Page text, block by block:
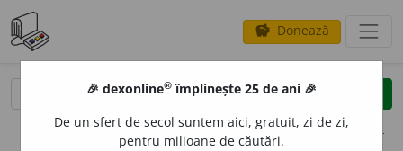
savings Donează
clear
opțiuni
🎉 dexonline® împlinește 25 de ani 🎉
De un sfert de secol suntem aici, gratuit, zi de zi,
pentru milioane de căutări.